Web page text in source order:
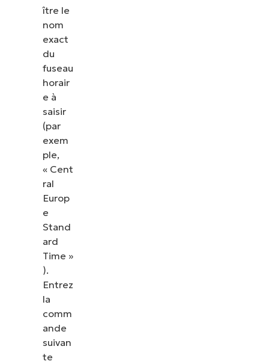
ître le
nom
exact
du
fuseau
horair
e à
saisir
(par
exem
ple,
« Cent
ral
Europ
e
Stand
ard
Time »
).
Entrez
la
comm
ande
suivan
te